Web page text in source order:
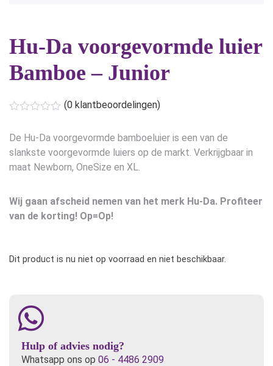
Hu-Da voorgevormde luier
Bamboe – Junior
(0 klantbeoordelingen)
De Hu-Da voorgevormde bamboeluier is een van de
slankste voorgevormde luiers op de markt. Verkrijgbaar in
maat Newborn, OneSize en XL.
Wij gaan afscheid nemen van het merk Hu-Da. Profiteer
van de korting! Op=Op!
Dit product is nu niet op voorraad en niet beschikbaar.
Hulp of advies nodig?
Whatsapp ons op 06 - 4486 2909